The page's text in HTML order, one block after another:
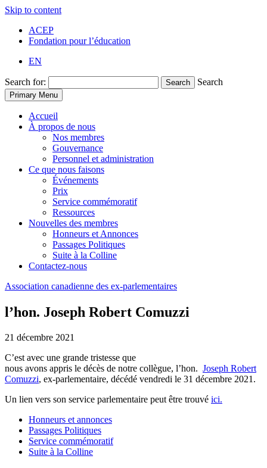
Skip to content
ACEP
Fondation pour l’éducation
EN
Search for: Search Search
Primary Menu
Accueil
À propos de nous
Nos membres
Gouvernance
Personnel et administration
Ce que nous faisons
Événements
Prix
Service commémoratif
Ressources
Nouvelles des membres
Honneurs et Annonces
Passages Politiques
Suite à la Colline
Contactez-nous
Association canadienne des ex-parlementaires
l’hon. Joseph Robert Comuzzi
21 décembre 2021
C’est avec une grande tristesse que
nous avons appris le décès de notre collègue, l’hon. Joseph Robert
Comuzzi, ex-parlementaire, décédé vendredi le 31 décembre 2021.
Un lien vers son service parlementaire peut être trouvé ici.
Honneurs et annonces
Passages Politiques
Service commémoratif
Suite à la Colline